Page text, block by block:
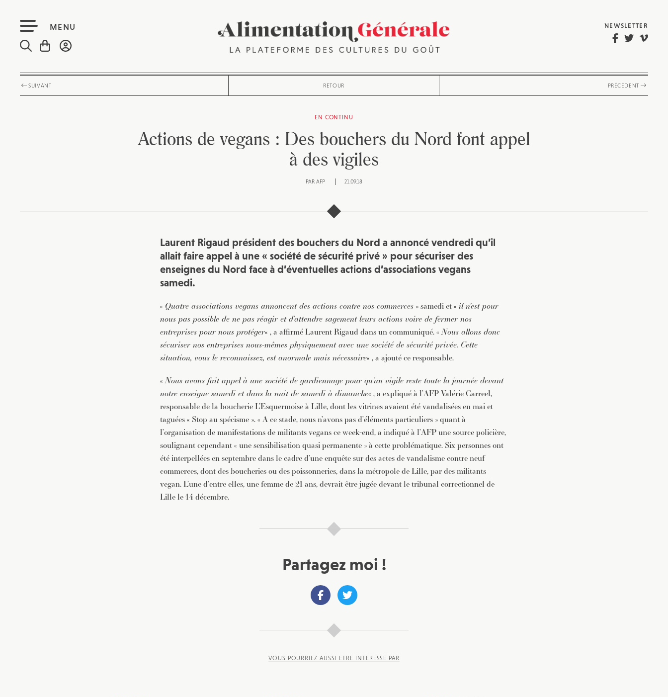
MENU NEWSLETTER
SUIVANT RETOUR PRÉCÉDENT
EN CONTINU
Actions de vegans : Des bouchers du Nord font appel
à des vigiles
PAR AFP 21.09.18
Laurent Rigaud président des bouchers du Nord a annoncé vendredi qu’il
allait faire appel à une « société de sécurité privé » pour sécuriser des
enseignes du Nord face à d’éventuelles actions d’associations vegans
samedi.
« Quatre associations vegans annoncent des actions contre nos commerces » samedi et « il n’est pour
nous pas possible de ne pas réagir et d’attendre sagement leurs actions voire de fermer nos
entreprises pour nous protéger« , a affirmé Laurent Rigaud dans un communiqué. «Nous allons donc
sécuriser nos entreprises nous-mêmes physiquement avec une société de sécurité privée. Cette
situation, vous le reconnaissez, est anormale mais nécessaire« , a ajouté ce responsable.
«Nous avons fait appel à une société de gardiennage pour qu’un vigile reste toute la journée devant
notre enseigne samedi et dans la nuit de samedi à dimanche« , a expliqué à l’AFP Valérie Carreel,
responsable de la boucherie L’Esquermoise à Lille, dont les vitrines avaient été vandalisées en mai et
taguées « Stop au spécisme ». « A ce stade, nous n’avons pas d’éléments particuliers » quant à
l’organisation de manifestations de militants vegans ce week-end, a indiqué à l’AFP une source policière,
soulignant cependant « une sensibilisation quasi permanente » à cette problématique. Six personnes ont
été interpellées en septembre dans le cadre d’une enquête sur des actes de vandalisme contre neuf
commerces, dont des boucheries ou des poissonneries, dans la métropole de Lille, par des militants
vegan. L’une d’entre elles, une femme de 21 ans, devrait être jugée devant le tribunal correctionnel de
Lille le 14 décembre.
Partagez moi !
VOUS POURRIEZ AUSSI ÊTRE INTÉRESSÉ PAR